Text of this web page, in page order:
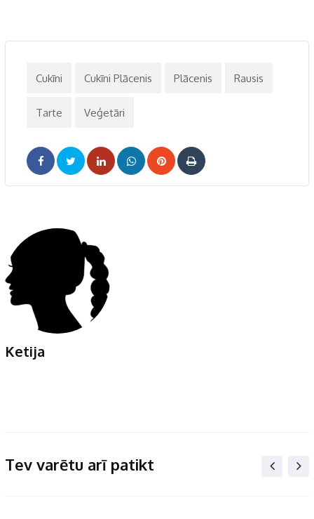
Cukīni Cukīni Plācenis Plācenis Rausis
Tarte Veģetāri
LinkedInWhatsappPinterest
Print
Ketija
Tev varētu arī patikt